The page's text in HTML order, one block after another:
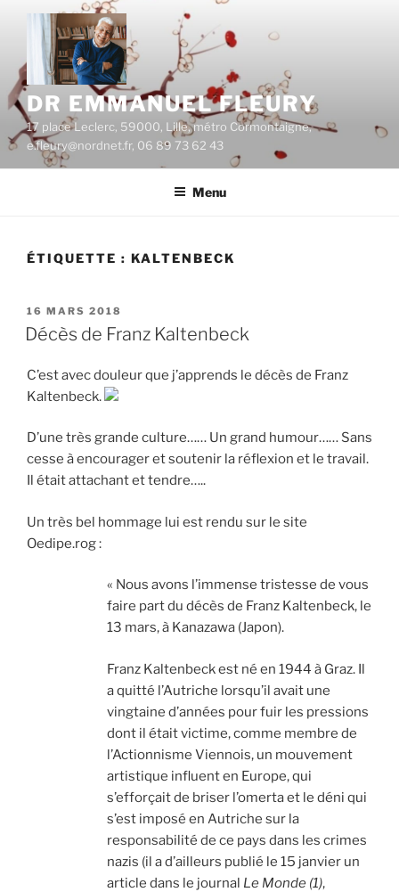
Aller
contenu
principal
DR EMMANUEL FLEURY
17 place Leclerc, 59000, Lille, métro Cormontaigne,
e.fleury@nordnet.fr, 06 89 73 62 43
Menu
ÉTIQUETTE : KALTENBECK
PUBLIÉ
LE
16 MARS 2018
Décès de Franz Kaltenbeck
C’est avec douleur que j’apprends le décès de Franz
Kaltenbeck.
D’une très grande culture…… Un grand humour…… Sans
cesse à encourager et soutenir la réflexion et le travail.
Il était attachant et tendre…..
Un très bel hommage lui est rendu sur le site
Oedipe.rog :
« Nous avons l’immense tristesse de vous
faire part du décès de Franz Kaltenbeck, le
13 mars, à Kanazawa (Japon).
Franz Kaltenbeck est né en 1944 à Graz. Il
a quitté l’Autriche lorsqu’il avait une
vingtaine d’années pour fuir les pressions
dont il était victime, comme membre de
l’Actionnisme Viennois, un mouvement
artistique influent en Europe, qui
s’efforçait de briser l’omerta et le déni qui
s’est imposé en Autriche sur la
responsabilité de ce pays dans les crimes
nazis (il a d’ailleurs publié le 15 janvier un
article dans le journal Le Monde (1),